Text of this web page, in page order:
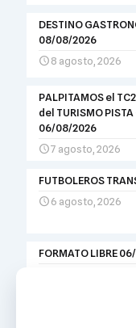
DESTINO
08/08/2026
8 agosto, 2026
PALPITAMOS el
del TURISMO
06/08/2026
7 agosto, 2026
FUTBOLEROS
6 agosto, 2026
FORMATO LIBRE